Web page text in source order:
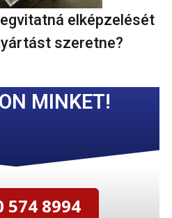
elképzelését
szeretne?
MINKET!
574 8994